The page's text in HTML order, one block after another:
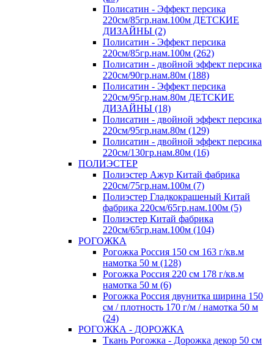
Полисатин - Эффект персика
220см/85гр.нам.100м ДЕТСКИЕ
ДИЗАЙНЫ (2)
Полисатин - Эффект персика
220см/85гр.нам.100м (262)
Полисатин - двойной эффект персика
220см/90гр.нам.80м (188)
Полисатин - Эффект персика
220см/95гр.нам.80м ДЕТСКИЕ
ДИЗАЙНЫ (18)
Полисатин - двойной эффект персика
220см/95гр.нам.80м (129)
Полисатин - двойной эффект персика
220см/130гр.нам.80м (16)
ПОЛИЭСТЕР
Полиэстер Ажур Китай фабрика
220см/75гр.нам.100м (7)
Полиэстер Гладкокрашеный Китай
фабрика 220см/65гр.нам.100м (5)
Полиэстер Китай фабрика
220см/65гр.нам.100м (104)
РОГОЖКА
Рогожка Россия 150 см 163 г/кв.м
намотка 50 м (128)
Рогожка Россия 220 см 178 г/кв.м
намотка 50 м (6)
Рогожка Россия двунитка ширина 150
см / плотность 170 г/м / намотка 50 м
(24)
РОГОЖКА - ДОРОЖКА
Ткань Рогожка - Дорожка декор 50 см